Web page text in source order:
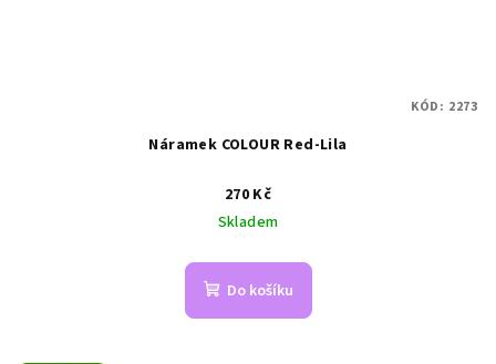
Náramek COLOUR Red-Lila
270 Kč
Skladem
Do košíku
KÓD: 2273